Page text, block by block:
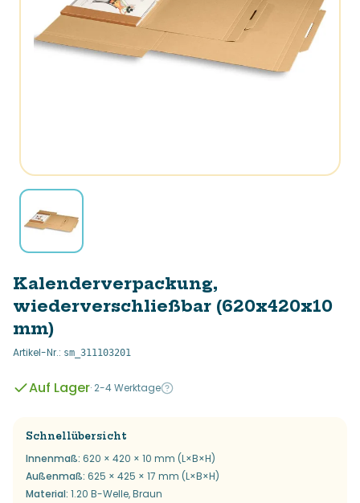
Kalenderverpackung,
wiederverschließbar (620x420x10
mm)
Artikel-Nr.: sm_311103201
Auf Lager· 2-4 Werktage
Schnellübersicht
Innenmaß: 620 × 420 × 10 mm (L×B×H)
Außenmaß: 625 × 425 × 17 mm (L×B×H)
Material: 1.20 B-Welle, Braun